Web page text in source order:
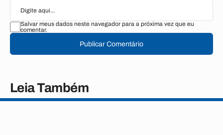
Salvar meus dados neste navegador para a próxima vez que eu
comentar.
Publicar Comentário
Leia Também